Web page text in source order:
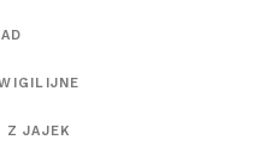
Z JAJEK